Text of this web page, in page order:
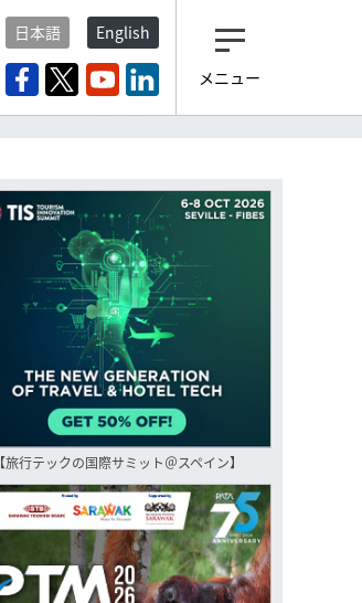
日本語 English
メニュー
【旅行テックの国際サミット＠スペイン】
観光産業ニュース「トラベ
登録済みですよね？
もし未だ登録していないなら…
いますぐ登録する